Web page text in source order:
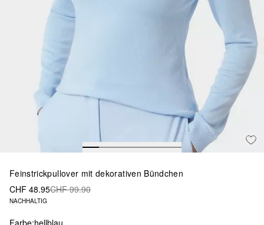
Feinstrickpullover mit dekorativen Bündchen
CHF 48.95CHF 99.90
NACHHALTIG
Farbe:hellblau